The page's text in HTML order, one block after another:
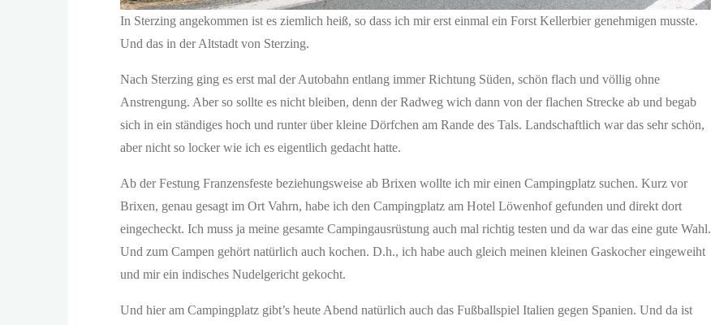
In Sterzing angekommen ist es ziemlich heiß, so dass ich mir erst einmal ein Forst Kellerbier genehmigen musste.
Und das in der Altstadt von Sterzing.
Nach Sterzing ging es erst mal der Autobahn entlang immer Richtung Süden, schön flach und völlig ohne
Anstrengung. Aber so sollte es nicht bleiben, denn der Radweg wich dann von der flachen Strecke ab und begab
sich in ein ständiges hoch und runter über kleine Dörfchen am Rande des Tals. Landschaftlich war das sehr schön,
aber nicht so locker wie ich es eigentlich gedacht hatte.
Ab der Festung Franzensfeste beziehungsweise ab Brixen wollte ich mir einen Campingplatz suchen. Kurz vor
Brixen, genau gesagt im Ort Vahrn, habe ich den Campingplatz am Hotel Löwenhof gefunden und direkt dort
eingecheckt. Ich muss ja meine gesamte Campingausrüstung auch mal richtig testen und da war das eine gute Wahl.
Und zum Campen gehört natürlich auch kochen. D.h., ich habe auch gleich meinen kleinen Gaskocher eingeweiht
und mir ein indisches Nudelgericht gekocht.
Und hier am Campingplatz gibt’s heute Abend natürlich auch das Fußballspiel Italien gegen Spanien. Und da ist